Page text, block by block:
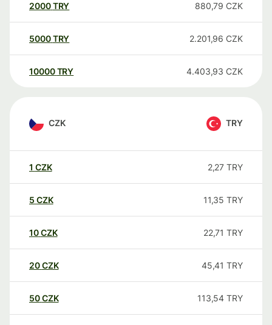
2000TRY 880,79 CZK
5000TRY 2.201,96 CZK
10000 TRY 4.403,93 CZK
CZK TRY
1 CZK 2,27 TRY
5 CZK 11,35 TRY
10CZK 22,71 TRY
20CZK 45,41 TRY
50CZK 113,54 TRY